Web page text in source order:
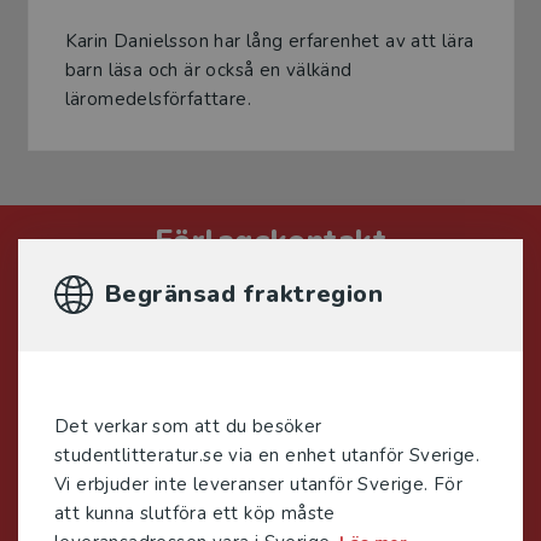
Begränsad fraktregion
Det verkar som att du besöker
studentlitteratur.se via en enhet utanför Sverige.
Vi erbjuder inte leveranser utanför Sverige. För
att kunna slutföra ett köp måste
Karin Danielsson har lång erfarenhet av att lära
barn läsa och är också en välkänd
läromedelsförfattare.
Förlagskontakt
Jenny Klang
Läromedelsutvecklare Läromedel och
lättläst